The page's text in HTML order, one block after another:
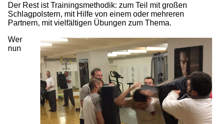
Der Rest ist Trainingsmethodik: zum Teil mit großen
Schlagpolstern, mit Hilfe von einem oder mehreren
Partnern, mit vielfältigen Übungen zum Thema.
Wer
nun